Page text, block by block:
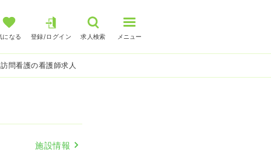
になる 登録/ログイン 求人検索 メニュー
問看護の看護師求人
施設情報